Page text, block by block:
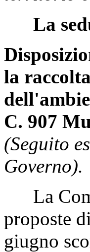
La
la
C. 907
(Seguito
Governo).
La
proposte
giugno